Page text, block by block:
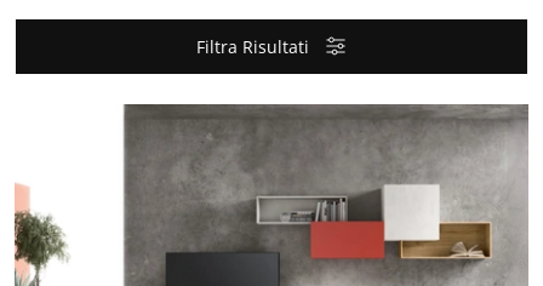
Filtra Risultati